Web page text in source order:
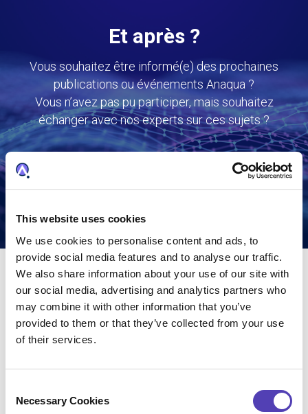
This website uses cookies
We use cookies to personalise content and ads, to
provide social media features and to analyse our traffic.
We also share information about your use of our site with
our social media, advertising and analytics partners who
may combine it with other information that you’ve
provided to them or that they’ve collected from your use
of their services.
Necessary Cookies
Et après ?
Vous souhaitez être informé(e) des prochaines
publications ou événements Anaqua ?
Vous n’avez pas pu participer, mais souhaitez
échanger avec nos experts sur ces sujets ?
Inscrivez‑vous pour recevoir nos prochains
contenus et invitations